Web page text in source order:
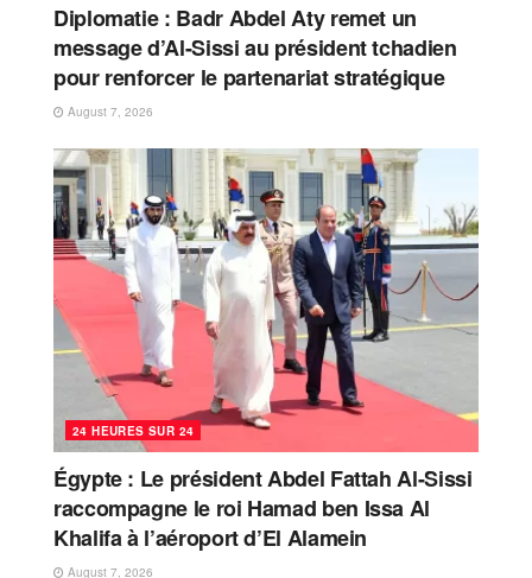
Diplomatie : Badr Abdel Aty remet un
message d’Al-Sissi au président tchadien
pour renforcer le partenariat stratégique
August 7, 2026
24 HEURES SUR 24
Égypte : Le président Abdel Fattah Al-Sissi
raccompagne le roi Hamad ben Issa Al
Khalifa à l’aéroport d’El Alamein
August 7, 2026